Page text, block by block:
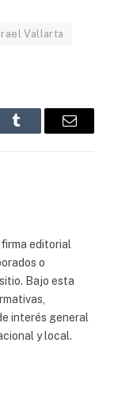
Vallarta
Tumblr
Correo
editorial
o
Bajo esta
interés general
y local.